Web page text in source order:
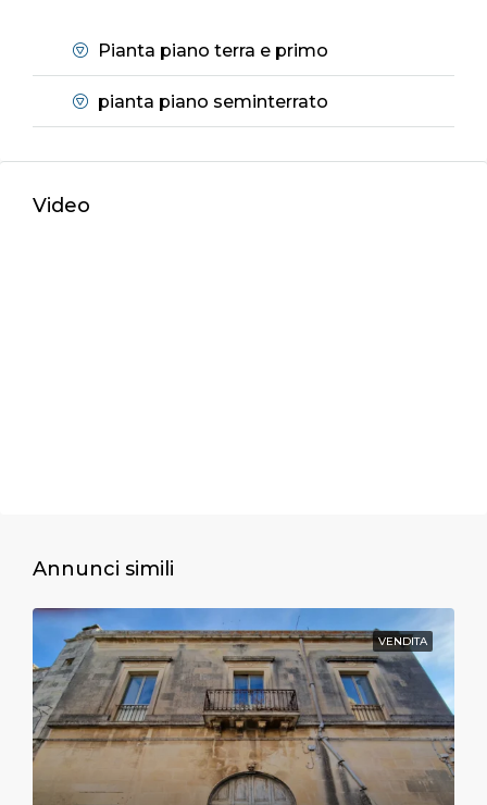
Pianta piano terra e primo
pianta piano seminterrato
Video
Annunci simili
VENDITA